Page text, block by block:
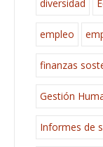
diversidad
empleo
finanzas
Gestión
Informes de